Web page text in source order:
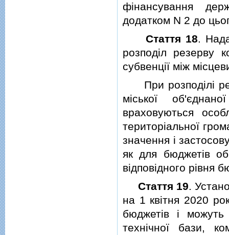
фiнансування
додатком N 2 до
Стаття 18.
розподiл резерву
субвенцiї мiж
При розподiлi
мiської
враховуються
територiальної
значення i
як для бюджетiв
вiдповiдного рiвня
Стаття 19.
на 1 квiтня 2020
бюджетiв i можуть
технiчної бази,